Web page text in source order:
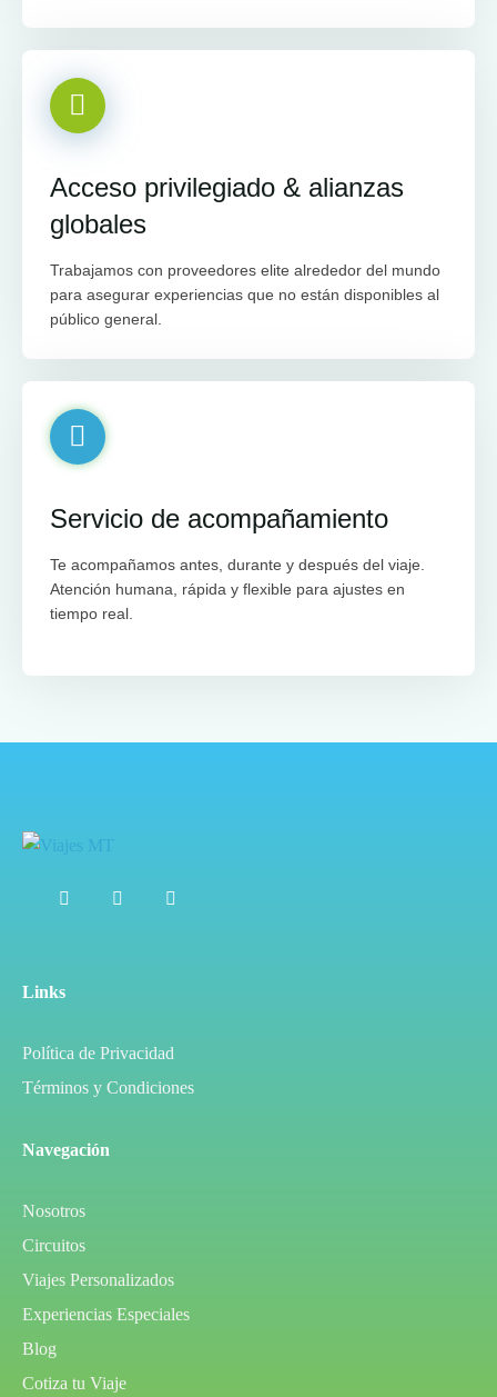
Acceso privilegiado & alianzas
globales
Trabajamos con proveedores elite alrededor del mundo
para asegurar experiencias que no están disponibles al
público general.
Servicio de acompañamiento
Te acompañamos antes, durante y después del viaje.
Atención humana, rápida y flexible para ajustes en
tiempo real.
Links
Política de Privacidad
Términos y Condiciones
Navegación
Nosotros
Circuitos
Viajes Personalizados
Experiencias Especiales
Blog
Cotiza tu Viaje